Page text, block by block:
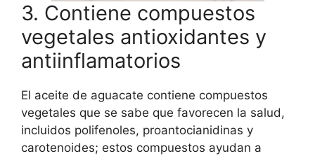
3. Contiene compuestos
vegetales antioxidantes y
antiinflamatorios
El aceite de aguacate contiene compuestos
vegetales que se sabe que favorecen la salud,
incluidos polifenoles, proantocianidinas y
carotenoides; estos compuestos ayudan a